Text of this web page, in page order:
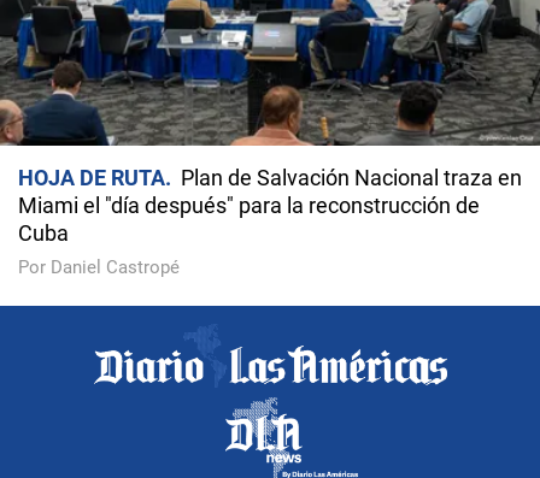
HOJA DE RUTA
Plan de Salvación Nacional traza en
Miami el "día después" para la reconstrucción de
Cuba
Por Daniel Castropé